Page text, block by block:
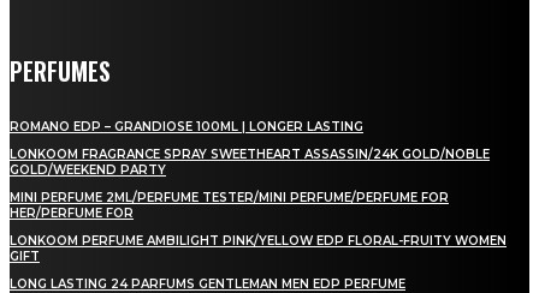
PERFUMES
ROMANO EDP – GRANDIOSE 100ML | LONGER LASTING
LONKOOM FRAGRANCE SPRAY SWEETHEART ASSASSIN/24K GOLD/NOBLE
GOLD/WEEKEND PARTY
MINI PERFUME 2ML/PERFUME TESTER/MINI PERFUME/PERFUME FOR
HER/PERFUME FOR
LONKOOM PERFUME AMBILIGHT PINK/YELLOW EDP FLORAL-FRUITY WOMEN
GIFT
LONG LASTING 24 PARFUMS GENTLEMAN MEN EDP PERFUME